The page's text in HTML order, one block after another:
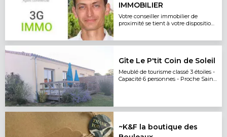
IMMOBILIER
Votre conseiller immobilier de
proximité se tient à votre disposition
Gîte Le P'tit Coin de Soleil
Meublé de tourisme classé 3 étoiles -
Capacité 6 personnes - Proche Saint
~K&F la boutique des